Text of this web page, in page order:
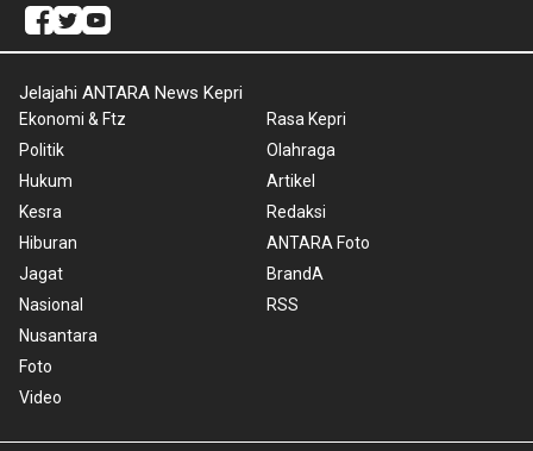
Jelajahi ANTARA News Kepri
Ekonomi & Ftz
Politik
Hukum
Kesra
Hiburan
Jagat
Nasional
Nusantara
Foto
Video
Rasa Kepri
Olahraga
Artikel
Redaksi
ANTARA Foto
BrandA
RSS